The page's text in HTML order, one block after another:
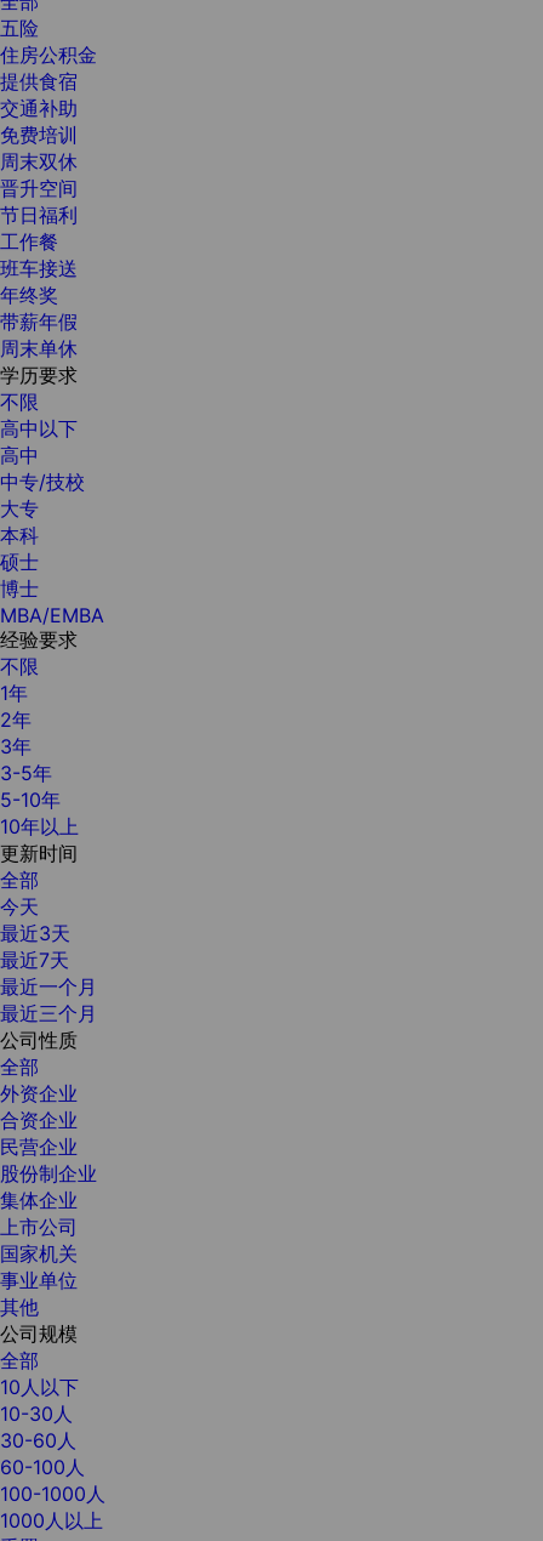
五险
住房公积金
提供食宿
交通补助
免费培训
周末双休
晋升空间
节日福利
工作餐
班车接送
年终奖
带薪年假
周末单休
学历要求
不限
高中以下
高中
中专/技校
大专
本科
硕士
博士
MBA/EMBA
经验要求
不限
1年
2年
3年
3-5年
5-10年
10年以上
更新时间
全部
今天
最近3天
最近7天
最近一个月
最近三个月
公司性质
全部
外资企业
合资企业
民营企业
股份制企业
集体企业
上市公司
国家机关
事业单位
其他
公司规模
全部
10人以下
10-30人
30-60人
60-100人
100-1000人
1000人以上